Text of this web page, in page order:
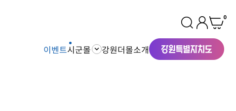
0
이벤트시군몰 강원더몰소개